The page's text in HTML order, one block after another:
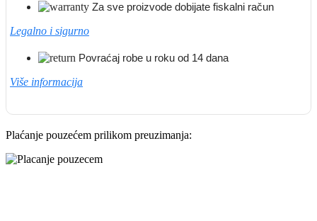
Za sve proizvode dobijate fiskalni račun
Legalno i sigurno
Povraćaj robe u roku od 14 dana
Više informacija
Plaćanje pouzećem prilikom preuzimanja: